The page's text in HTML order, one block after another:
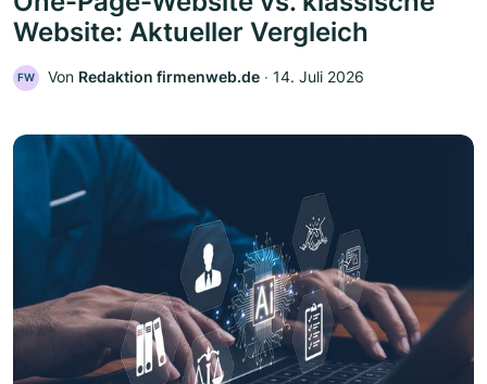
Website: Aktueller Vergleich
FW Von Redaktion firmenweb.de ‧ 14. Juli 2026